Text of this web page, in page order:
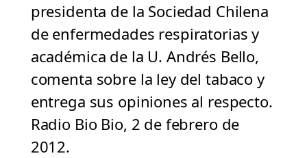
presidenta de la Sociedad Chilena
de enfermedades respiratorias y
académica de la U. Andrés Bello,
comenta sobre la ley del tabaco y
entrega sus opiniones al respecto.
Radio Bio Bio, 2 de febrero de
2012.